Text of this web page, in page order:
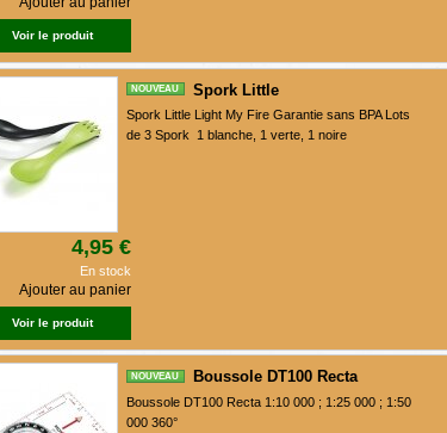
Voir le produit
NOUVEAU Spork Little
Spork Little Light My Fire Garantie sans BPA Lots
de 3 Spork 1 blanche, 1 verte, 1 noire
4,95 €
En stock
Ajouter au panier
Voir le produit
NOUVEAU Boussole DT100 Recta
Boussole DT100 Recta 1:10 000 ; 1:25 000 ; 1:50
000 360°